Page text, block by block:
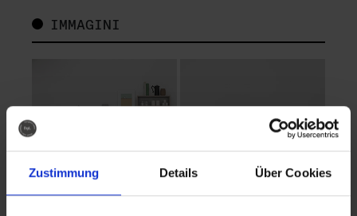
Zustimmung Details Über Cookies
IMMAGINI